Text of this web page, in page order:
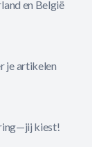
en België
je artikelen
kiest!